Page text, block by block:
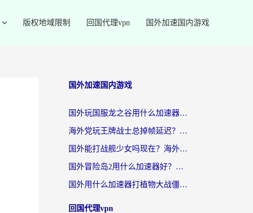
版权地域限制 回国代理vpn 国外加速国内游戏
国外加速国内游戏
国外玩国服龙之谷用什么加速器最好？一份给海外游子的终极指南
海外党玩王牌战士总掉帧延迟？这份王牌战士延迟加速器终极指南救你命
国外能打战舰少女吗现在？海外玩家的国服游戏加速终极指南
国外冒险岛2用什么加速器好？海外党国服游戏畅玩全攻略（附鸣潮哈利波特加速技巧）
国外用什么加速器打植物大战僵尸好？海外党国服游戏加速终极指南
回国代理vpn